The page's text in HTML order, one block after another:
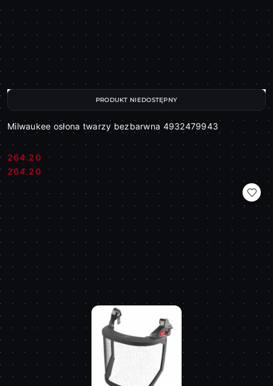
Milwaukee osłona twarzy bezbarwna 4932479943
Cena:
264.20
Cena:
264.20
PRODUKT NIEDOSTĘPNY